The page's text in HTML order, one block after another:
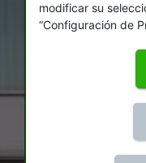
modificar su
“Configuración de